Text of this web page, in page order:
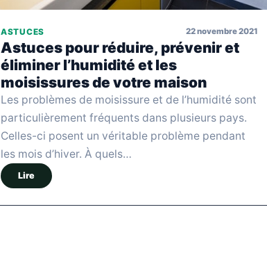
ASTUCES 22 novembre 2021
Astuces pour réduire, prévenir et
éliminer l’humidité et les
moisissures de votre maison
Les problèmes de moisissure et de l’humidité sont
particulièrement fréquents dans plusieurs pays.
Celles-ci posent un véritable problème pendant
les mois d’hiver. À quels…
Lire